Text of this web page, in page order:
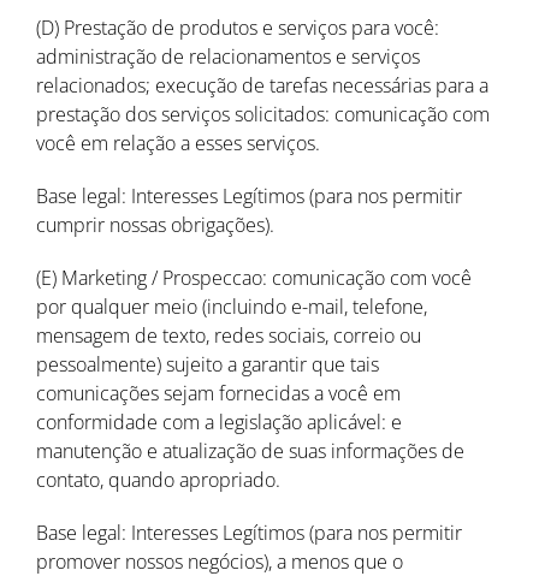
(D) Prestação de produtos e serviços para você:
administração de relacionamentos e serviços
relacionados; execução de tarefas necessárias para a
prestação dos serviços solicitados: comunicação com
você em relação a esses serviços.
Base legal: Interesses Legítimos (para nos permitir
cumprir nossas obrigações).
(E) Marketing / Prospeccao: comunicação com você
por qualquer meio (incluindo e-mail, telefone,
mensagem de texto, redes sociais, correio ou
pessoalmente) sujeito a garantir que tais
comunicações sejam fornecidas a você em
conformidade com a legislação aplicável: e
manutenção e atualização de suas informações de
contato, quando apropriado.
Base legal: Interesses Legítimos (para nos permitir
promover nossos negócios), a menos que o